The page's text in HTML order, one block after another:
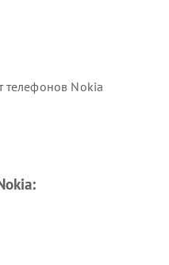
телефонов Nokia